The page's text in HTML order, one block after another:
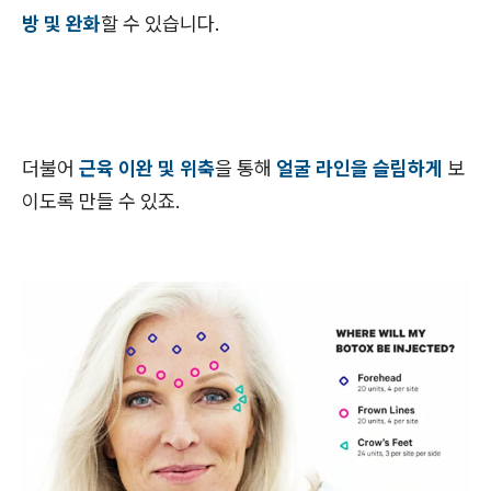
방 및 완화할 수 있습니다.
더불어 근육 이완 및 위축을 통해 얼굴 라인을 슬림하게 보
이도록 만들 수 있죠.